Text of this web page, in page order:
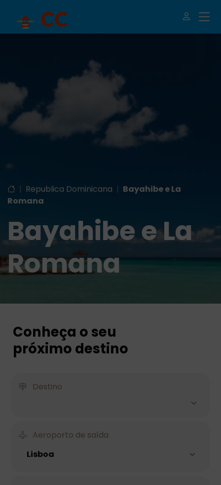
| Republica Dominicana | Bayahibe e La
Romana
Bayahibe e La
Romana
Conheça o seu
próximo destino
Destino
Aeroporto de saída